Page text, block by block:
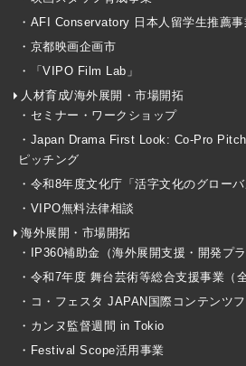
・AFI Conservatory 日本人留学生推薦事
・京都映画企画市
・「VIPO Film Lab」
人材育成/海外展開・市場開拓
・セミナー・ワークショップ
・Japan Drama First Look: Co-Pro
ピッチング
・令和8年度文化庁「活字文化のグローバ
・VIPO無料法律相談
海外展開・市場開拓
・IP360補助金（海外展開支援・開発プ
・令和7年度 舞台芸術等総合支援事業（
・コ・フェスタ JAPAN国際コンテンツ
・カンヌ監督週間 in Tokio
・Festival Scope活用事業